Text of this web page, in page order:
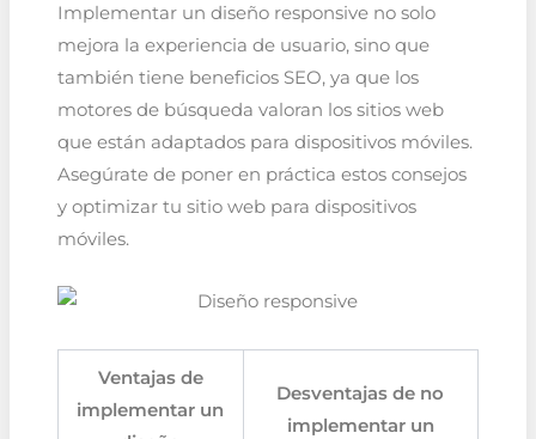
Implementar un diseño responsive no solo
mejora la experiencia de usuario, sino que
también tiene beneficios SEO, ya que los
motores de búsqueda valoran los sitios web
que están adaptados para dispositivos móviles.
Asegúrate de poner en práctica estos consejos
y optimizar tu sitio web para dispositivos
móviles.
Ventajas de
implementar un
Desventajas de no
implementar un